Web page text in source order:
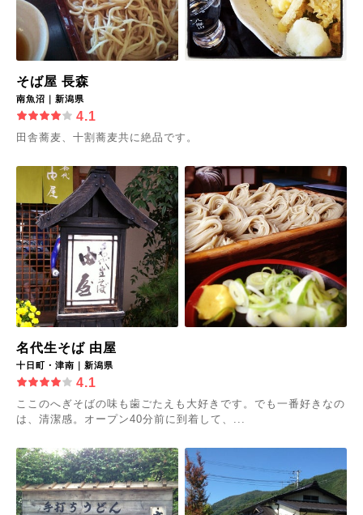
そば屋 長森
南魚沼｜新潟県
4.1
田舎蕎麦、十割蕎麦共に絶品です。
名代生そば 由屋
十日町・津南｜新潟県
4.1
ここのへぎそばの味も歯ごたえも大好きです。でも一番好きなの
は、清潔感。オープン40分前に到着して、...